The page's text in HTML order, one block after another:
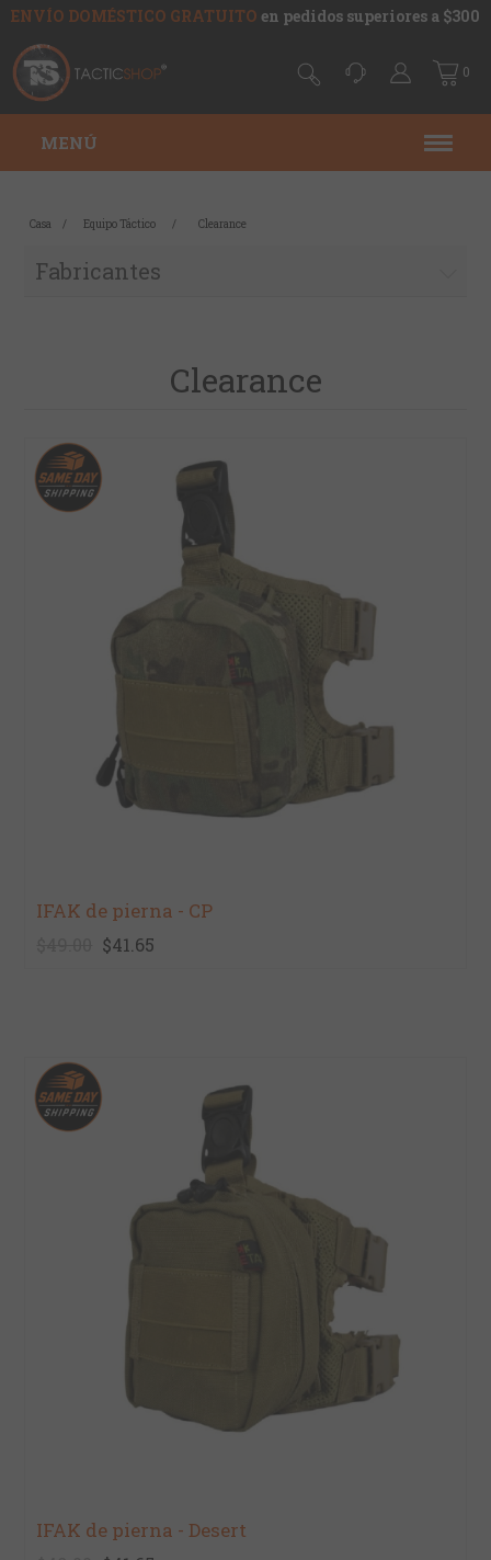
ENVÍO DOMÉSTICO GRATUITO en pedidos superiores a $300
0
MENÚ
Casa / Equipo Táctico / Clearance
Fabricantes
Clearance
IFAK de pierna - CP
$41.65
IFAK de pierna - Desert